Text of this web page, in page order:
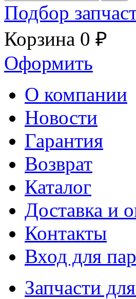
Подбор
Корзина 0 ₽
Оформить
О компании
Новости
Гарантия
Возврат
Каталог
Доставка и
Контакты
Вход для
Запчасти